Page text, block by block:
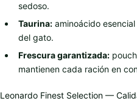
sedoso.
Taurina: aminoácido
del gato.
Frescura garantizada:
mantienen cada ración en
Leonardo Finest Selection —